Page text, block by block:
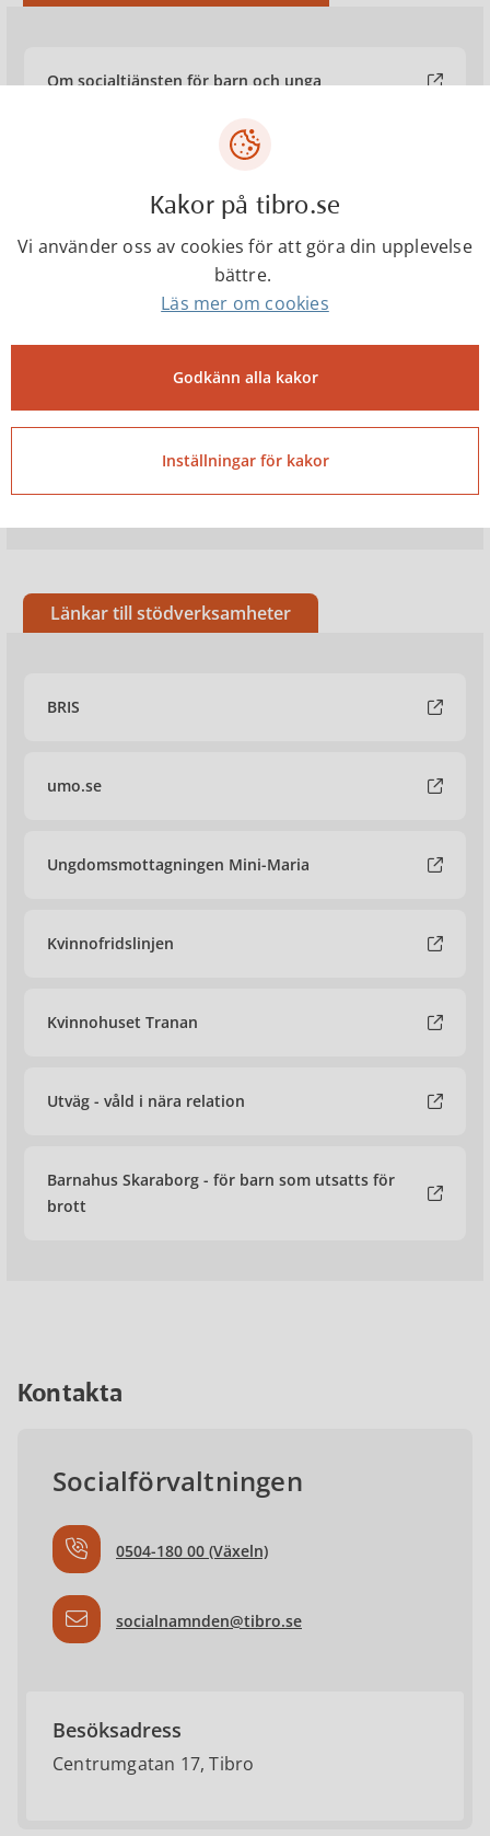
Om socialtjänsten för barn och unga
Om socialtjänsten för föräldrar
Om socialtjänsten på olika språk
Lagen om vård av unga, LVU
Länkar till stödverksamheter
BRIS
umo.se
Ungdomsmottagningen Mini-Maria
Kvinnofridslinjen
Kvinnohuset Tranan
Utväg - våld i nära relation
Barnahus Skaraborg - för barn som utsatts för
brott
Kontakta
Socialförvaltningen
0504-180 00 (Växeln)
socialnamnden@tibro.se
Besöksadress
Centrumgatan 17, Tibro
Kakor på tibro.se
Vi använder oss av cookies för att göra din upplevelse
bättre.
Läs mer om cookies
Godkänn alla kakor
Inställningar för kakor